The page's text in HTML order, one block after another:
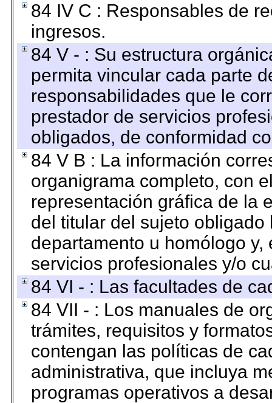
84 IV C : Responsables de
ingresos.
84 V - : Su estructura
permita vincular cada parte
responsabilidades que le
prestador de servicios
obligados, de conformidad
84 V B : La información
organigrama completo, con
representación gráfica de la
del titular del sujeto
departamento u homólogo
servicios profesionales y/o
84 VI - : Las facultades de
84 VII - : Los manuales de
trámites, requisitos y
contengan las políticas de
administrativa, que incluya
programas operativos a